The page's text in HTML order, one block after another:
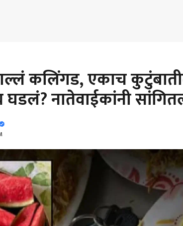
कलिंगड, एकाच
घडलं? नातेवाईकांनी